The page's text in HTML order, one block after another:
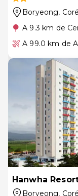
Boryeong,
A 9.3 km de
A 99.0 km de
Hanwha
Boryeong,